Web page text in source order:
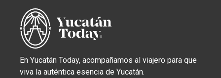
En Yucatán Today, acompañamos al viajero para que
viva la auténtica esencia de Yucatán.